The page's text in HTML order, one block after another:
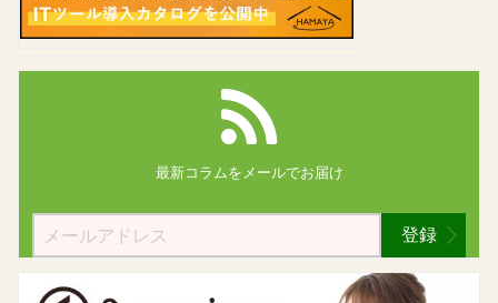
最新コラムを メールでお届け
登録